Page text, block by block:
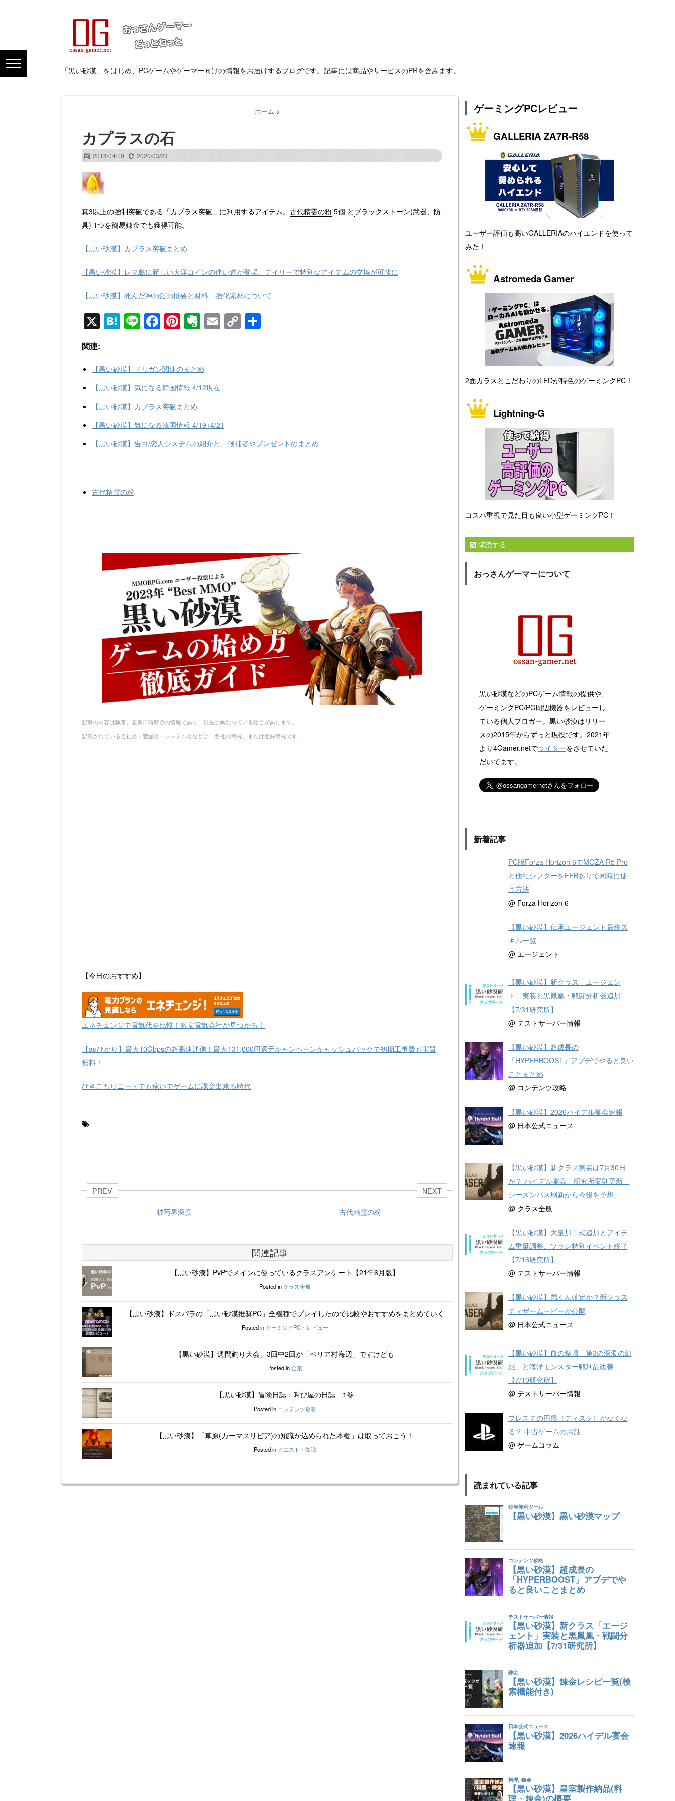
「黒い砂漠」をはじめ、PCゲームやゲーマー向けの情報をお届けするブログです。記事には商品やサービスのPRを含みます。
ホーム >
カプラスの石
2018/04/19 2020/03/23
真3以上の強制突破である「カプラス突破」に利用するアイテム。 古代精霊の粉 5個 と ブラックストーン(武器、防
具) 1つを簡易錬金でも獲得可能。
【黒い砂漠】カプラス突破まとめ
【黒い砂漠】レマ島に新しい大洋コインの使い道が登場。デイリーで特別なアイテムの交換が可能に
【黒い砂漠】死んだ神の鎧の概要と材料、強化素材について
X H
at
n
a
Li
n
F
a
e
b
o
o
k
Pi
nt
e
st
E
v
n
ot
E
m
C
o
関連:
【黒い砂漠】ドリガン関連のまとめ
【黒い砂漠】気になる韓国情報 4/12現在
【黒い砂漠】カプラス突破まとめ
【黒い砂漠】気になる韓国情報 4/19+4/21
【黒い砂漠】告白/恋人システムの紹介と、候補者やプレゼントのまとめ
古代精霊の粉
記事の内容は執筆、更新日時時点の情報であり、現在は異なっている場合があります。
記載されている会社名・製品名・システム名などは、各社の商標、または登録商標です。
【今日のおすすめ】
エネチェンジで電気代を比較！激安電気会社が見つかる！
【auひかり】最大10Gbpsの超高速通信！最大131,000円還元キャンペーンキャッシュバックで初期工事費も実質
無料！
ひきこもりニートでも稼いでゲームに課金出来る時代
-
PREV
被写界深度
NEXT
古代精霊の粉
関連記事
【黒い砂漠】PvPでメインに使っているクラスアンケート【21年6月版】
Posted in クラス全般
【黒い砂漠】ドスパラの「黒い砂漠推奨PC」全機種でプレイしたので比較やおすすめをまとめていく
Posted inゲーミングPC・レビュー
【黒い砂漠】週間釣り大会、3回中2回が「ベリア村海辺」ですけども
Posted in金策
【黒い砂漠】冒険日誌：叫び屋の日誌 1巻
Posted in コンテンツ攻略
【黒い砂漠】「草原(カーマスリビア)の知識が込められた本棚」は取っておこう！
Posted in クエスト・知識
ゲーミングPCレビュー
GALLERIA ZA7R-R58
ユーザー評価も高いGALLERIAのハイエンドを使って
みた！
Astromeda Gamer
2面ガラスとこだわりのLEDが特色のゲーミングPC！
Lightning-G
コスパ重視で見た目も良い小型ゲーミングPC！
購読する
おっさんゲーマーについて
黒い砂漠などのPCゲーム情報の提供や、
ゲーミングPC/PC周辺機器をレビューし
ている個人ブロガー。黒い砂漠はリリー
スの2015年からずっと現役です。2021年
より4Gamer.netでライターをさせていた
だいてます。
新着記事
PC版Forza Horizon 6でMOZA R5 Pro
と他社シフターをFFBありで同時に使
う方法
@ Forza Horizon 6
【黒い砂漠】伝承エージェント最終ス
キル一覧
@ エージェント
【黒い砂漠】新クラス「エージェン
ト」実装と黒鳳凰・戦闘分析器追加
【7/31研究所】
@ テストサーバー情報
【黒い砂漠】超成長の
「HYPERBOOST」アプデでやると良い
ことまとめ
@ コンテンツ攻略
【黒い砂漠】2026ハイデル宴会速報
@ 日本公式ニュース
【黒い砂漠】新クラス実装は7月30日
か？ ハイデル宴会、研究所変則更新、
シーズンパス刷新から今後を予想
@ クラス全般
【黒い砂漠】大量加工式追加とアイテ
ム重量調整、ソラレ特別イベント終了
【7/16研究所】
@ テストサーバー情報
【黒い砂漠】弟くん確定か？新クラス
ティザームービーが公開
@ 日本公式ニュース
【黒い砂漠】血の祭壇「第3の深淵の幻
想」と海洋モンスター戦利品改善
【7/10研究所】
@ テストサーバー情報
プレステの円盤（ディスク）がなくな
る？ 中古ゲームのお話
@ ゲームコラム
読まれている記事